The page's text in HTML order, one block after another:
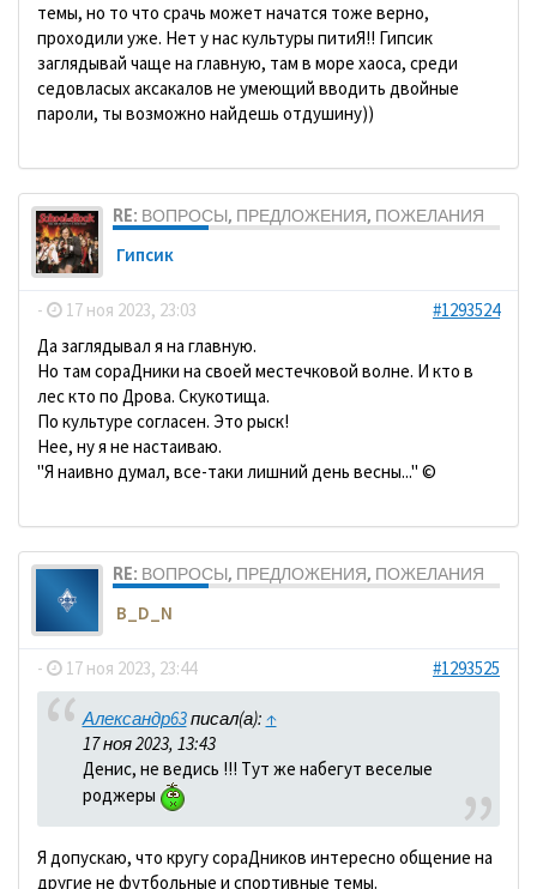
темы, но то что срачь может начатся тоже верно,
проходили уже. Нет у нас культуры питиЯ!! Гипсик
заглядывай чаще на главную, там в море хаоса, среди
седовласых аксакалов не умеющий вводить двойные
пароли, ты возможно найдешь отдушину))
RE: ВОПРОСЫ, ПРЕДЛОЖЕНИЯ, ПОЖЕЛАНИЯ
Гипсик
- 17 ноя 2023, 23:03
#1293524
Да заглядывал я на главную.
Но там сораДники на своей местечковой волне. И кто в
лес кто по Дрова. Скукотища.
По культуре согласен. Это рыск!
Нее, ну я не настаиваю.
"Я наивно думал, все-таки лишний день весны..." ©
RE: ВОПРОСЫ, ПРЕДЛОЖЕНИЯ, ПОЖЕЛАНИЯ
B_D_N
- 17 ноя 2023, 23:44 #1293525
Александр63писал(а): ↑
17 ноя 2023, 13:43
Денис, не ведись !!! Тут же набегут веселые
роджеры
Я допускаю, что кругу сораДников интересно общение на
другие не футбольные и спортивные темы.